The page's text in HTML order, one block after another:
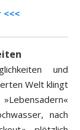
<<<
und
Welt klingt
nach